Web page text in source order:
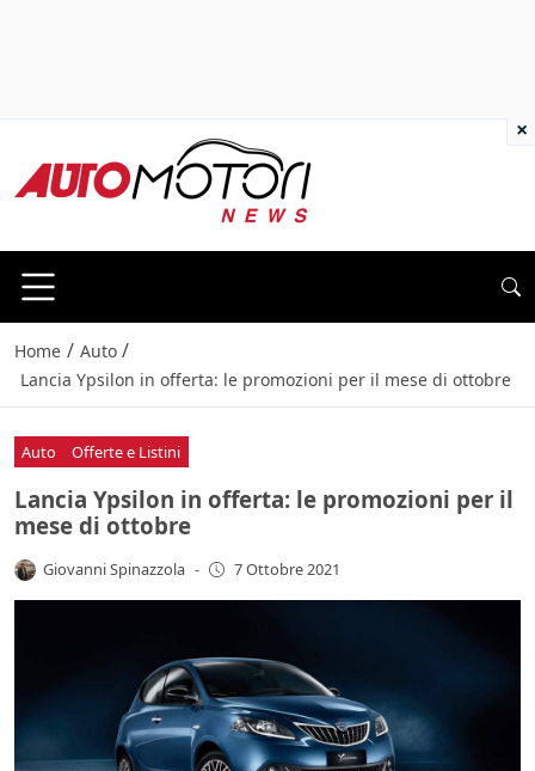
Home / Auto /
Lancia Ypsilon in offerta: le promozioni per il mese di ottobre
Auto Offerte e Listini
Lancia Ypsilon in offerta: le promozioni per il
mese di ottobre
Giovanni Spinazzola - 7 Ottobre 2021
×